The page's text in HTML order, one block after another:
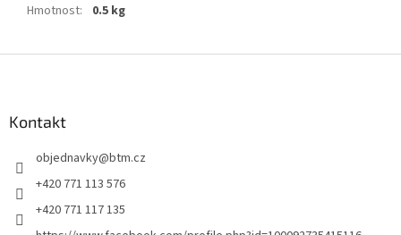
Hmotnost: 0.5 kg
Kontakt
objednavky@btm.cz
+420 771 113 576
+420 771 117 135